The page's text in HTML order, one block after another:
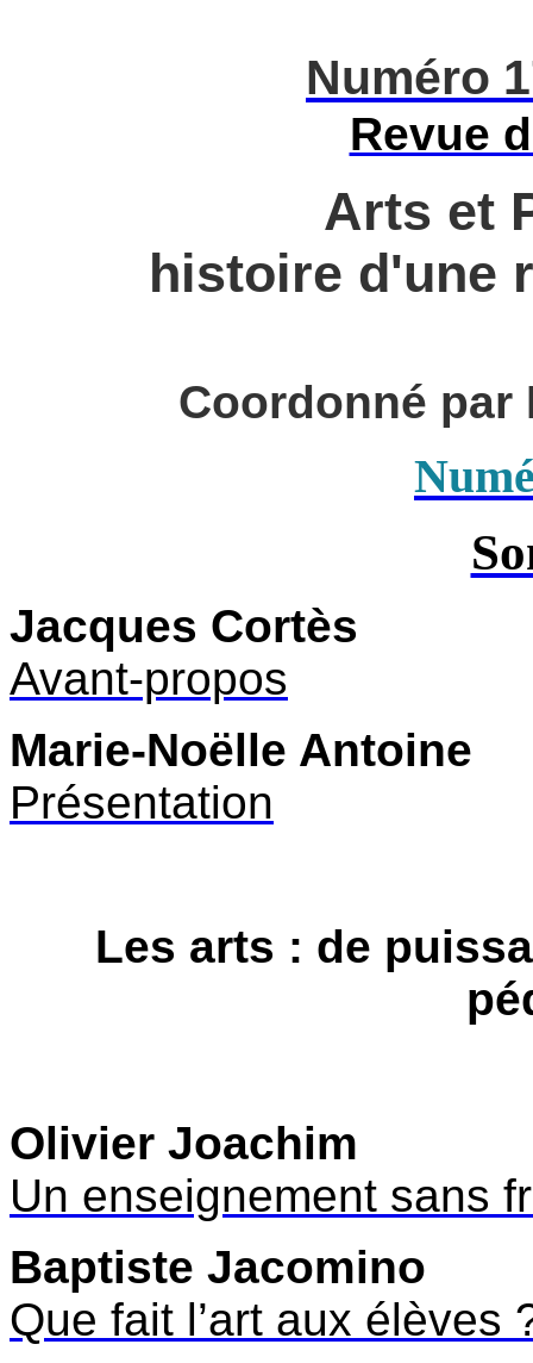
Numéro
Revue
Arts et
histoire d'une
Coordonné par
Jacques Cortès
Avant-propos
Marie-Noëlle Antoine
Présentation
Les arts : de
Olivier Joachim
Un enseignement sans
Baptiste Jacomino
Que fait l’art aux élèves